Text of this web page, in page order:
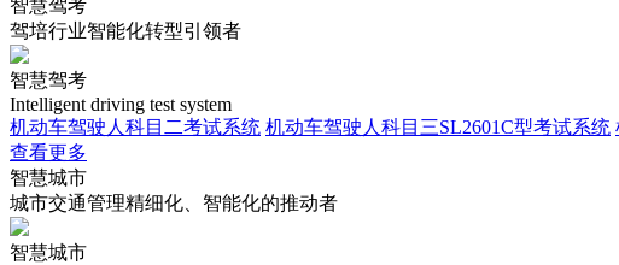
智慧驾考
驾培行业智能化转型引领者
智慧驾考
Intelligent driving test system
机动车驾驶人科目二考试系统 机动车驾驶人科目三SL2601C型考试系统
查看更多
智慧城市
城市交通管理精细化、智能化的推动者
智慧城市